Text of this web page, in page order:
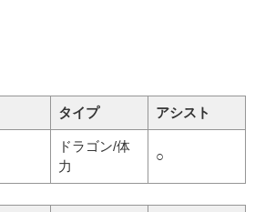
タイプ アシスト
ドラゴン/体
力
○